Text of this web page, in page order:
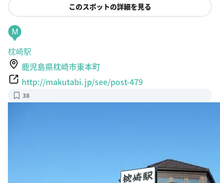
このスポットの詳細を見る
M
枕崎駅
鹿児島県枕崎市東本町
http://makutabi.jp/see/post-479
38